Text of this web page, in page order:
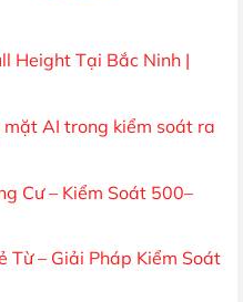
Height Tại Bắc Ninh |
AI trong kiểm soát ra
Cư – Kiểm Soát 500–
Từ – Giải Pháp Kiểm Soát